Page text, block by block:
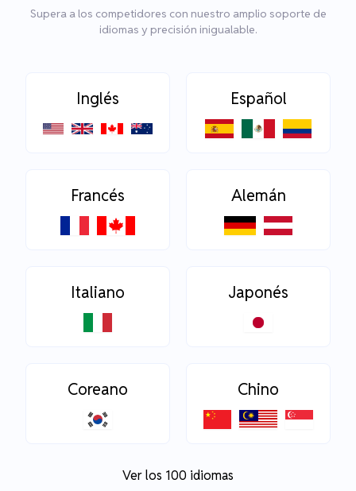
Supera a los competidores con nuestro amplio soporte de
idiomas y precisión inigualable.
Inglés Español
Francés Alemán
Italiano Japonés
Coreano Chino
Ver los 100 idiomas